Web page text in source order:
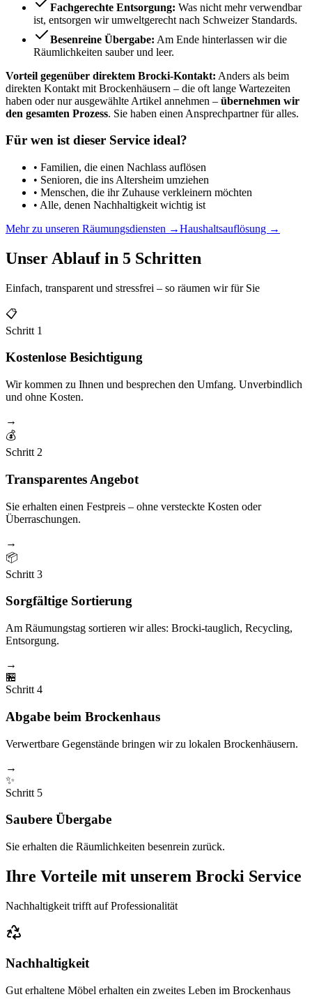
Fachgerechte Entsorgung: Was nicht mehr verwendbar
ist, entsorgen wir umweltgerecht nach Schweizer Standards.
Besenreine Übergabe: Am Ende hinterlassen wir die
Räumlichkeiten sauber und leer.
Vorteil gegenüber direktem Brocki-Kontakt: Anders als beim
direkten Kontakt mit Brockenhäusern – die oft lange Wartezeiten
haben oder nur ausgewählte Artikel annehmen – übernehmen wir
den gesamten Prozess. Sie haben einen Ansprechpartner für alles.
Für wen ist dieser Service ideal?
• Familien, die einen Nachlass auflösen
• Senioren, die ins Altersheim umziehen
• Menschen, die ihr Zuhause verkleinern möchten
• Alle, denen Nachhaltigkeit wichtig ist
Mehr zu unseren Räumungsdiensten →Haushaltsauflösung →
Unser Ablauf in 5 Schritten
Einfach, transparent und stressfrei – so räumen wir für Sie
📋
Schritt 1
Kostenlose Besichtigung
Wir kommen zu Ihnen und besprechen den Umfang. Unverbindlich
und ohne Kosten.
→
💰
Schritt 2
Transparentes Angebot
Sie erhalten einen Festpreis – ohne versteckte Kosten oder
Überraschungen.
→
📦
Schritt 3
Sorgfältige Sortierung
Am Räumungstag sortieren wir alles: Brocki-tauglich, Recycling,
Entsorgung.
→
🏪
Schritt 4
Abgabe beim Brockenhaus
Verwertbare Gegenstände bringen wir zu lokalen Brockenhäusern.
→
✨
Schritt 5
Saubere Übergabe
Sie erhalten die Räumlichkeiten besenrein zurück.
Ihre Vorteile mit unserem Brocki Service
Nachhaltigkeit trifft auf Professionalität
Nachhaltigkeit
Gut erhaltene Möbel erhalten ein zweites Leben im Brockenhaus